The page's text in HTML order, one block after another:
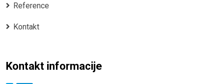
Reference
Kontakt
Kontakt informacije